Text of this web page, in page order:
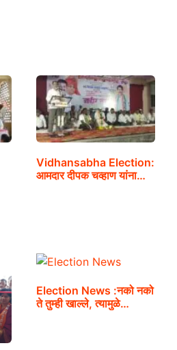
Vidhansabha Election:
आमदार दीपक चव्हाण यांना…
Election News :नको नको
ते तुम्ही खाल्ले, त्यामुळे…